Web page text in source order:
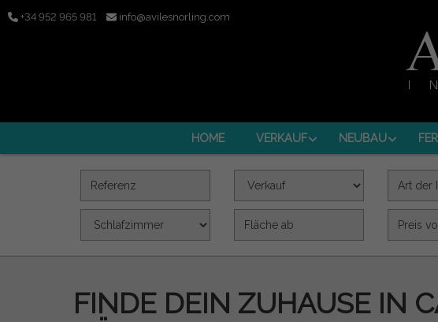
+34 952 965 981 info@avilesnorling.com
HOME VERKAUF NEUBAU
Referenz Angebot
Art der
Schlafzimmer Fläche (m2) Precio (€)
FINDE DEIN ZUHAUSE IN